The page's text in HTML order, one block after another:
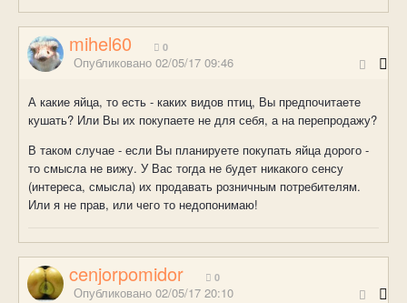
mihel60 0
Опубликовано 02/05/17 09:46
А какие яйца, то есть - каких видов птиц, Вы предпочитаете
кушать? Или Вы их покупаете не для себя, а на перепродажу?
В таком случае - если Вы планируете покупать яйца дорого -
то смысла не вижу. У Вас тогда не будет никакого сенсу
(интереса, смысла) их продавать розничным потребителям.
Или я не прав, или чего то недопонимаю!
cenjorpomidor 0
Опубликовано 02/05/17 20:10